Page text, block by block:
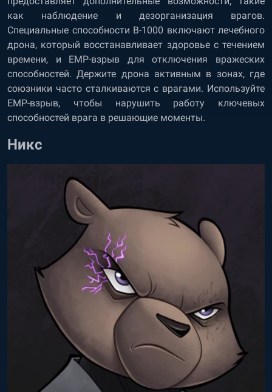
как наблюдение и дезорганизация врагов.
Специальные способности B-1000 включают лечебного
дрона, который восстанавливает здоровье с течением
времени, и EMP-взрыв для отключения вражеских
способностей. Держите дрона активным в зонах, где
союзники часто сталкиваются с врагами. Используйте
EMP-взрыв, чтобы нарушить работу ключевых
способностей врага в решающие моменты.
Никс